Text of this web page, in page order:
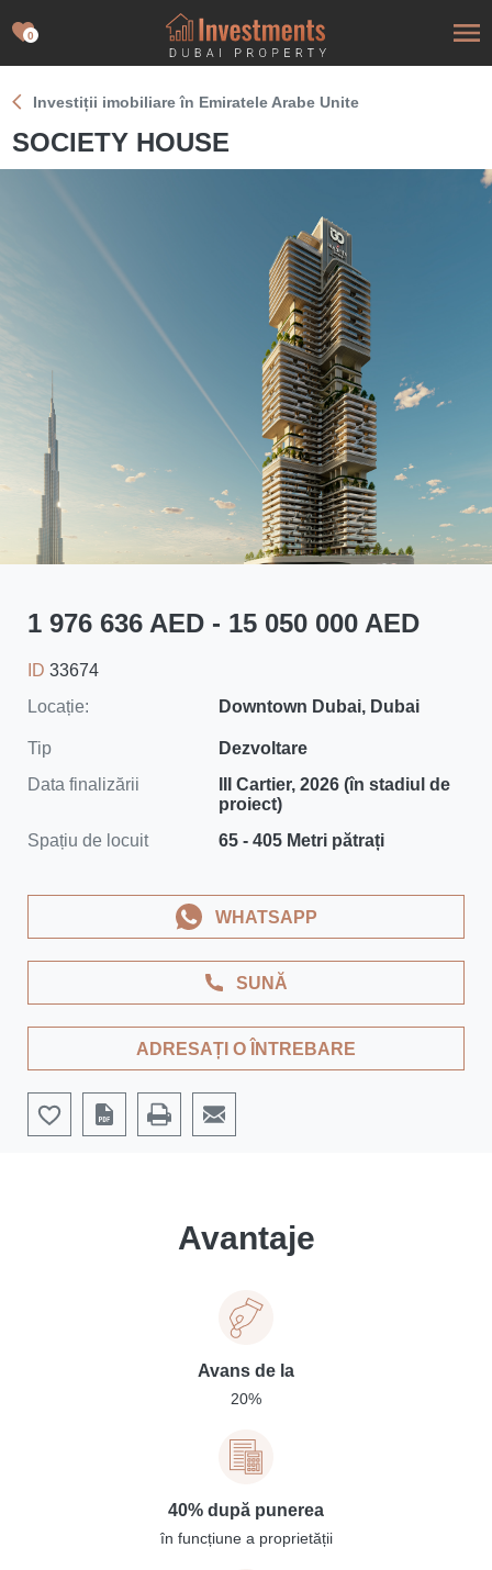
0
Investiții imobiliare în Emiratele Arabe Unite
SOCIETY HOUSE
1 976 636 AED - 15 050 000 AED
ID 33674
Locație:
Downtown Dubai, Dubai
Tip
Dezvoltare
Data finalizării
III Cartier, 2026 (în stadiul de
proiect)
Spațiu de locuit
65 - 405 Metri pătrați
SUNĂ
WHATSAPP
ADRESAȚI O ÎNTREBARE
Avantaje
Avans de la
20%
40% după punerea
în funcțiune a proprietății